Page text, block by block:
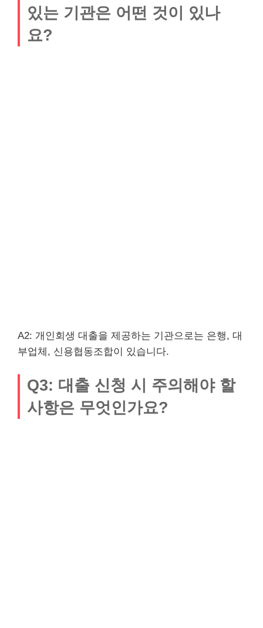
있는 기관은 어떤 것이 있나
요?
A2: 개인회생 대출을 제공하는 기관으로는 은행, 대
부업체, 신용협동조합이 있습니다.
Q3: 대출 신청 시 주의해야 할
사항은 무엇인가요?